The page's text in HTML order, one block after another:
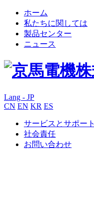
ホーム
私たちに関しては
製品センター
ニュース
Lang - JP
CN EN KR ES
サービスとサポート
社会責任
お問い合わせ